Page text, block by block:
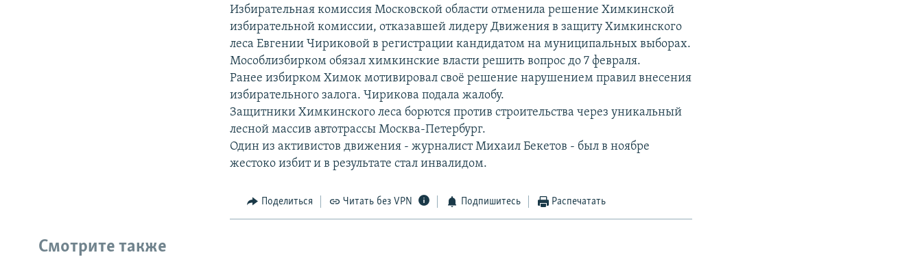
Избирательная комиссия Московской области отменила решение Химкинской
избирательной комиссии, отказавшей лидеру Движения в защиту Химкинского
леса Евгении Чириковой в регистрации кандидатом на муниципальных выборах.
Мособлизбирком обязал химкинские власти решить вопрос до 7 февраля.
Ранее избирком Химок мотивировал своё решение нарушением правил внесения
избирательного залога. Чирикова подала жалобу.
Защитники Химкинского леса борются против строительства через уникальный
лесной массив автотрассы Москва-Петербург.
Один из активистов движения - журналист Михаил Бекетов - был в ноябре
жестоко избит и в результате стал инвалидом.
Поделиться Читать без VPN Подпишитесь Распечатать
Смотрите также